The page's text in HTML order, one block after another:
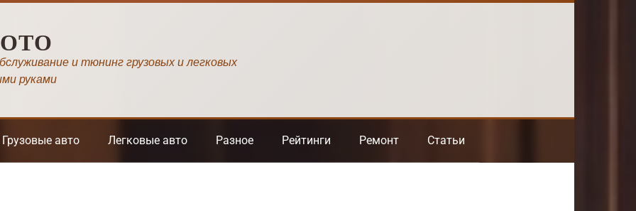
и тюнинг грузовых и легковых
руками
Грузовые авто Легковые авто Разное Рейтинги Ремонт Статьи